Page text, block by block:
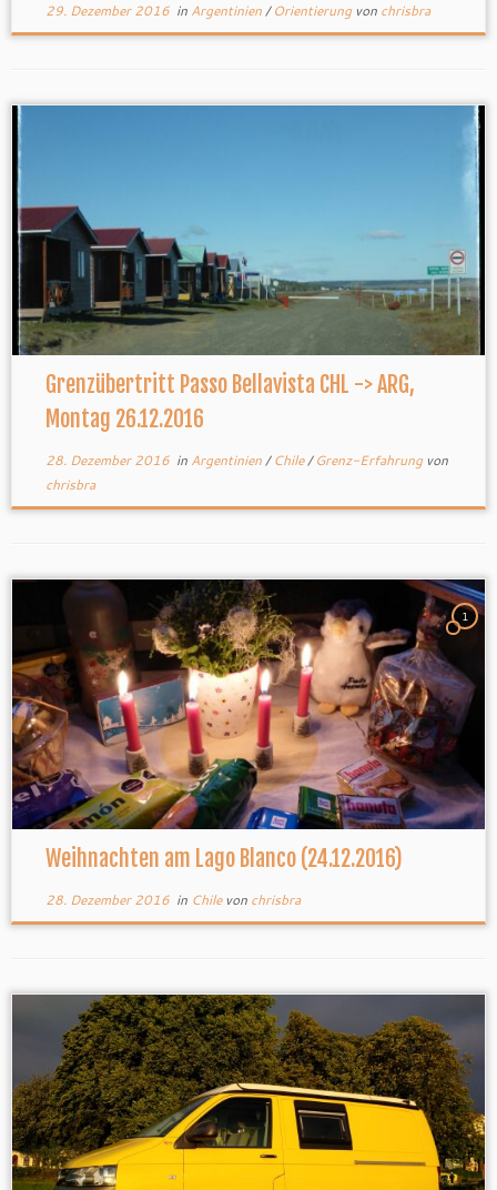
29. Dezember 2016in Argentinien/Orientierung von chrisbra
Grenzübertritt Passo Bellavista CHL -> ARG,
Montag 26.12.2016
28. Dezember 2016in Argentinien/Chile/Grenz-Erfahrung von
chrisbra
1
Weihnachten am Lago Blanco (24.12.2016)
28. Dezember 2016in Chile von chrisbra